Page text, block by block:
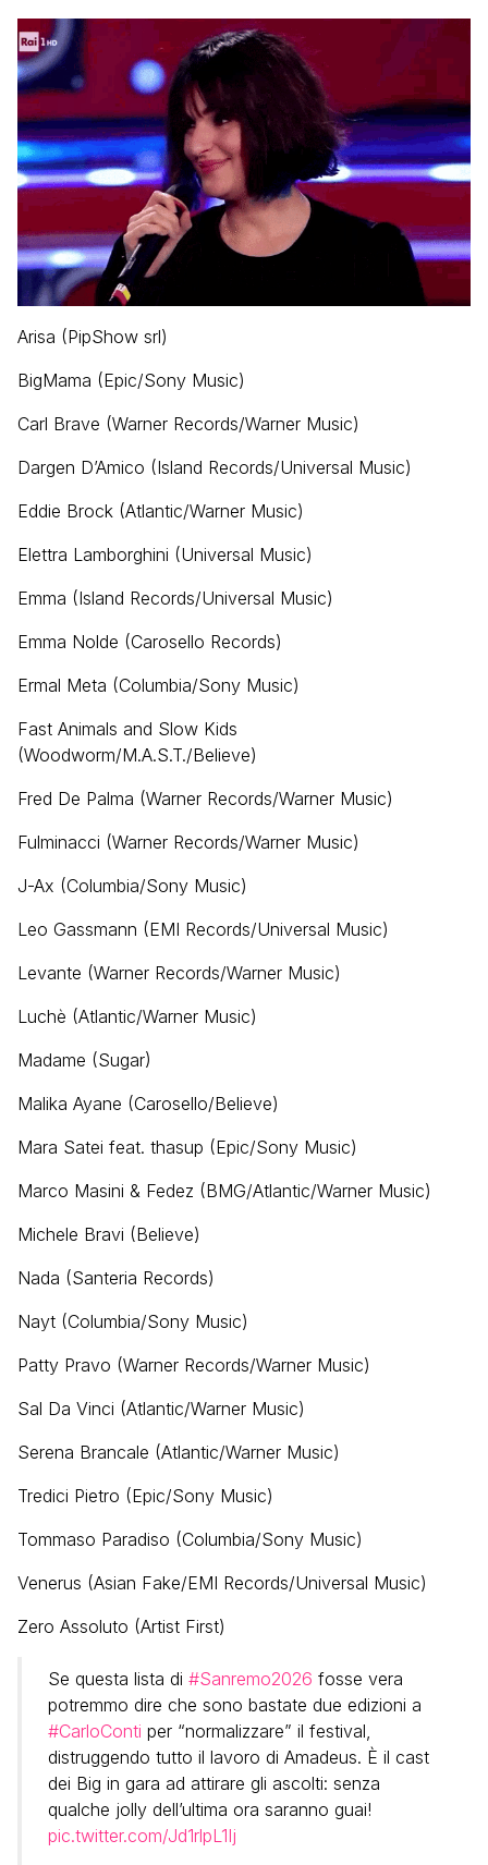
Arisa (PipShow srl)
BigMama (Epic/Sony Music)
Carl Brave (Warner Records/Warner Music)
Dargen D’Amico (Island Records/Universal Music)
Eddie Brock (Atlantic/Warner Music)
Elettra Lamborghini (Universal Music)
Emma (Island Records/Universal Music)
Emma Nolde (Carosello Records)
Ermal Meta (Columbia/Sony Music)
Fast Animals and Slow Kids
(Woodworm/M.A.S.T./Believe)
Fred De Palma (Warner Records/Warner Music)
Fulminacci (Warner Records/Warner Music)
J-Ax (Columbia/Sony Music)
Leo Gassmann (EMI Records/Universal Music)
Levante (Warner Records/Warner Music)
Luchè (Atlantic/Warner Music)
Madame (Sugar)
Malika Ayane (Carosello/Believe)
Mara Satei feat. thasup (Epic/Sony Music)
Marco Masini & Fedez (BMG/Atlantic/Warner Music)
Michele Bravi (Believe)
Nada (Santeria Records)
Nayt (Columbia/Sony Music)
Patty Pravo (Warner Records/Warner Music)
Sal Da Vinci (Atlantic/Warner Music)
Serena Brancale (Atlantic/Warner Music)
Tredici Pietro (Epic/Sony Music)
Tommaso Paradiso (Columbia/Sony Music)
Venerus (Asian Fake/EMI Records/Universal Music)
Zero Assoluto (Artist First)
Se questa lista di #Sanremo2026 fosse vera
potremmo dire che sono bastate due edizioni a
#CarloConti per “normalizzare” il festival,
distruggendo tutto il lavoro di Amadeus. È il cast
dei Big in gara ad attirare gli ascolti: senza
qualche jolly dell’ultima ora saranno guai!
pic.twitter.com/Jd1rlpL1Ij